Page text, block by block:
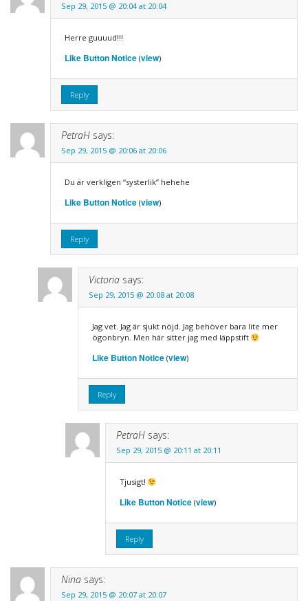
Sep 29, 2015 @ 20:04 at 20:04
Herre guuuud!!!
Like Button Notice(view)
Reply
PetraH says:
Sep 29, 2015 @ 20:06 at 20:06
Du är verkligen “systerlik” hehehe
Like Button Notice(view)
Reply
Victoria says:
Sep 29, 2015 @ 20:08 at 20:08
Jag vet. Jag är sjukt nöjd. Jag behöver bara lite mer
ögonbryn. Men här sitter jag med läppstift
Like Button Notice(view)
Reply
PetraH says:
Sep 29, 2015 @ 20:11 at 20:11
Tjusigt!
Like Button Notice(view)
Reply
Nina says:
Sep 29, 2015 @ 20:07 at 20:07